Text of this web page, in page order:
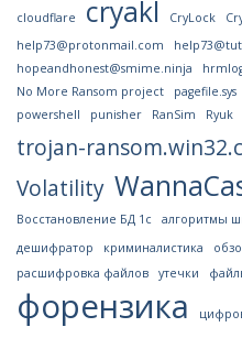
cloudflare cryakl CryLock
help73@protonmail.com
hopeandhonest@smime.ninja
No More Ransom project
pagefile.sys
powershell
punisher RanSim Ryuk
trojan-
Volatility
Восстановление БД 1с
алгоритмы
дешифратор
криминалистика
расшифровка файлов утечки
форензика